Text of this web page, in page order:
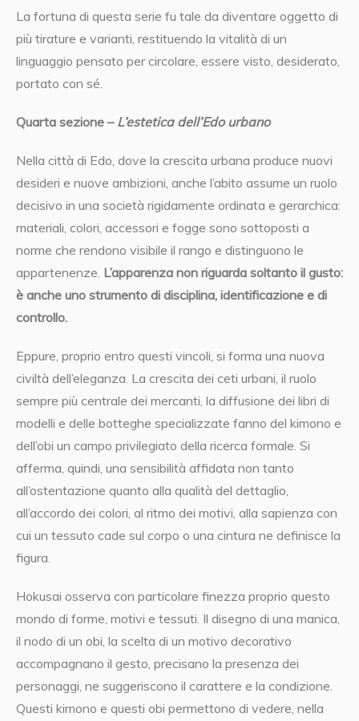
La fortuna di questa serie fu tale da diventare oggetto di
più tirature e varianti, restituendo la vitalità di un
linguaggio pensato per circolare, essere visto, desiderato,
portato con sé.
Quarta sezione – L’estetica dell’Edo urbano
Nella città di Edo, dove la crescita urbana produce nuovi
desideri e nuove ambizioni, anche l’abito assume un ruolo
decisivo in una società rigidamente ordinata e gerarchica:
materiali, colori, accessori e fogge sono sottoposti a
norme che rendono visibile il rango e distinguono le
appartenenze. L’apparenza non riguarda soltanto il gusto:
è anche uno strumento di disciplina, identificazione e di
controllo.
Eppure, proprio entro questi vincoli, si forma una nuova
civiltà dell’eleganza. La crescita dei ceti urbani, il ruolo
sempre più centrale dei mercanti, la diffusione dei libri di
modelli e delle botteghe specializzate fanno del kimono e
dell’obi un campo privilegiato della ricerca formale. Si
afferma, quindi, una sensibilità affidata non tanto
all’ostentazione quanto alla qualità del dettaglio,
all’accordo dei colori, al ritmo dei motivi, alla sapienza con
cui un tessuto cade sul corpo o una cintura ne definisce la
figura.
Hokusai osserva con particolare finezza proprio questo
mondo di forme, motivi e tessuti. Il disegno di una manica,
il nodo di un obi, la scelta di un motivo decorativo
accompagnano il gesto, precisano la presenza dei
personaggi, ne suggeriscono il carattere e la condizione.
Questi kimono e questi obi permettono di vedere, nella